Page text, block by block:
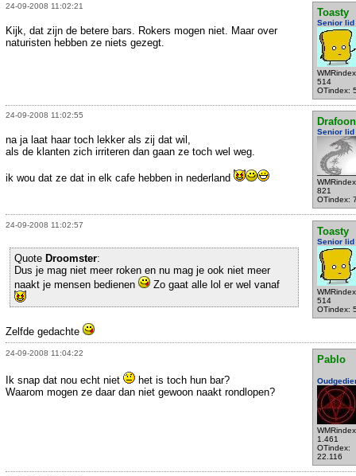
24-09-2008 11:02:21
Toasty
Senior lid
514
OTindex:
Kijk, dat zijn de betere bars. Rokers mogen niet. Maar over
naturisten hebben ze niets gezegt.
24-09-2008 11:02:55
Drafoon
Senior lid
821
OTindex:
na ja laat haar toch lekker als zij dat wil,
als de klanten zich irriteren dan gaan ze toch wel weg.
ik wou dat ze dat in elk cafe hebben in nederland
24-09-2008 11:02:57
Toasty
Senior lid
514
OTindex:
Quote Droomster:
Dus je mag niet meer roken en nu mag je ook niet meer
naakt je mensen bedienen
Zo gaat alle lol er wel vanaf
Zelfde gedachte
24-09-2008 11:04:22
Pablo
1.461
OTindex:
22.116
Ik snap dat nou echt niet
het is toch hun bar?
Waarom mogen ze daar dan niet gewoon naakt rondlopen?